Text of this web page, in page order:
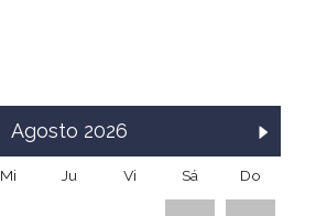
Agosto 2026
Mi Ju Vi Sá Do